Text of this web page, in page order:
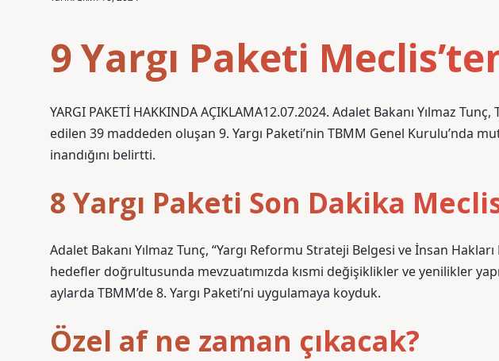
9 Yargı Paketi
YARGI PAKETİ HAKKINDA AÇIKLAMA12.07.2024. Adalet Bakanı Yılmaz
edilen 39 maddeden oluşan 9. Yargı Paketi’nin TBMM Genel Kurulu’nda
inandığını belirtti.
8 Yargı Paketi Son Dakika
Adalet Bakanı Yılmaz Tunç, “Yargı Reformu Strateji Belgesi ve İnsan
hedefler doğrultusunda mevzuatımızda kısmi değişiklikler ve yenilikler
aylarda TBMM’de 8. Yargı Paketi’ni uygulamaya koyduk.
Özel af ne zaman çıkacak?